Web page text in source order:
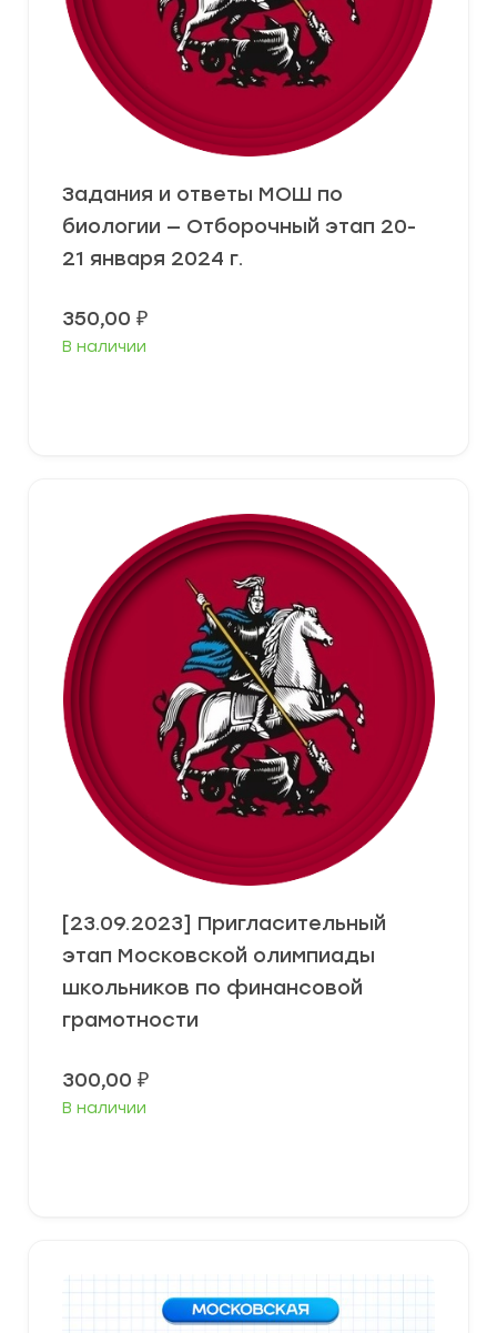
Задания и ответы МОШ по
биологии — Отборочный этап 20-
21 января 2024 г.
350,00 ₽
В наличии
[23.09.2023] Пригласительный
этап Московской олимпиады
школьников по финансовой
грамотности
300,00 ₽
В наличии